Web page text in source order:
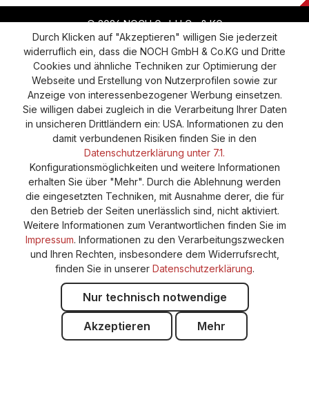
© 2026 NOCH GmbH Co & KG
Vertrag widerrufen Widerruf Datenschutz
Versand und Zahlung AGB
Impressum
Cookie-Einstellungen
Barrierefreiheitserklärung
Durch Klicken auf "Akzeptieren" willigen Sie jederzeit
widerruflich ein, dass die NOCH GmbH & Co.KG und Dritte
Cookies und ähnliche Techniken zur Optimierung der
Webseite und Erstellung von Nutzerprofilen sowie zur
Anzeige von interessenbezogener Werbung einsetzen.
Sie willigen dabei zugleich in die Verarbeitung Ihrer Daten
in unsicheren Drittländern ein: USA. Informationen zu den
damit verbundenen Risiken finden Sie in den
Datenschutzerklärung unter 7.1.
Konfigurationsmöglichkeiten und weitere Informationen
erhalten Sie über "Mehr". Durch die Ablehnung werden
die eingesetzten Techniken, mit Ausnahme derer, die für
den Betrieb der Seiten unerlässlich sind, nicht aktiviert.
Weitere Informationen zum Verantwortlichen finden Sie im
Impressum. Informationen zu den Verarbeitungszwecken
und Ihren Rechten, insbesondere dem Widerrufsrecht,
finden Sie in unserer Datenschutzerklärung.
Nur technisch notwendige
Akzeptieren Mehr